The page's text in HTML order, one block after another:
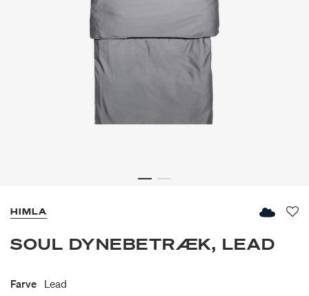
HIMLA
SOUL DYNEBETRÆK, LEAD
Farve Lead